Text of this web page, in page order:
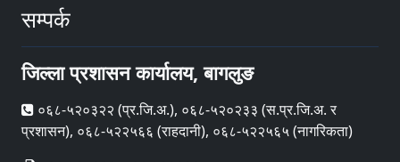
सम्पर्क
जिल्ला प्रशासन कार्यालय, बागलुङ
०६८-५२०३२२ (प्र‍.जि.अ.), ०६८-५२०२३३ (स.प्र.जि.अ. र
प्रशासन), ०६८-५२२५६६ (राहदानी), ०६८-५२२५६५ (नागरिकता)